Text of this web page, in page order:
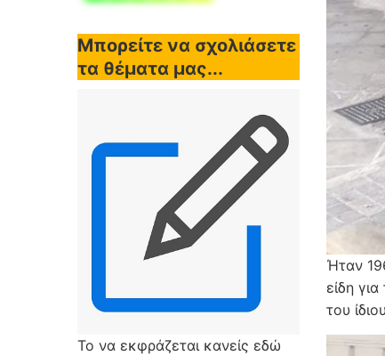
Μπορείτε να σχολιάσετε
τα θέματα μας...
Το να εκφράζεται κανείς εδώ
Ήταν
είδη
του